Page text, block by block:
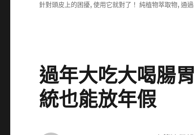
針對頭皮上的困擾, 使用它就對了！ 純植物萃取物, 通
過年大吃大喝腸
統也能放年假